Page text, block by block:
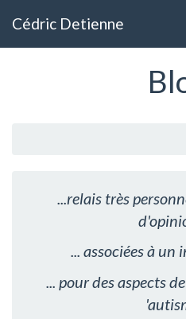
Cédric Detienne
...relais très
... associées à un
... pour des aspects